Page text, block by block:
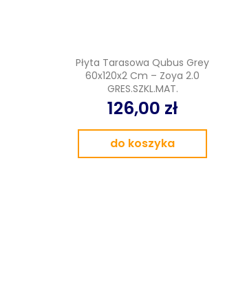
Płyta Tarasowa Qubus Grey
60x120x2 Cm – Zoya 2.0
GRES.SZKL.MAT.
126,00 zł
do koszyka